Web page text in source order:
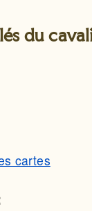
du
cartes